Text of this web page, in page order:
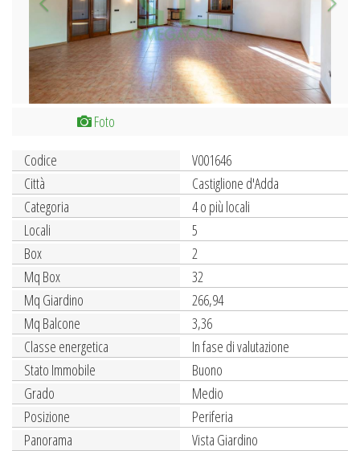
Foto
Codice
V001646
Città
Castiglione d'Adda
Categoria
4 o più locali
Locali
5
Box
2
Mq Box
32
Mq Giardino
266,94
Mq Balcone
3,36
Classe energetica
In fase di valutazione
Stato Immobile
Buono
Grado
Medio
Posizione
Periferia
Panorama
Vista Giardino